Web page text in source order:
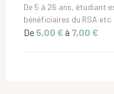
De 5 à 26 ans,
bénéficiaires du RSA etc.
De 5,00 € à 7,00 €